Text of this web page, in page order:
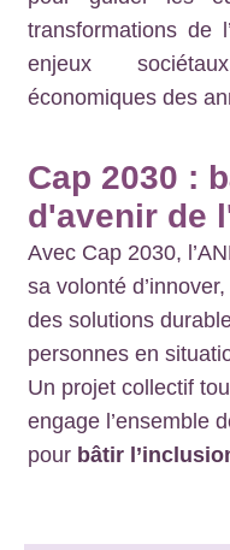
transformations de
enjeux
économiques des
Cap 2030 :
d'avenir de
Avec Cap 2030,
sa volonté
des solutions
personnes en
Un projet collectif
engage l’ensemble
pour bâtir